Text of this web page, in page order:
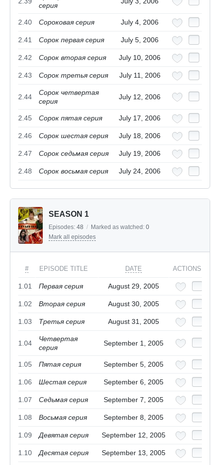
серия
2.40 Сороковая серия July 4, 2006
2.41 Сорок первая серия July 5, 2006
2.42 Сорок вторая серия July 10, 2006
2.43 Сорок третья серия July 11, 2006
2.44
Сорок четвертая
серия
July 12, 2006
2.45 Сорок пятая серия July 17, 2006
2.46 Сорок шестая серия July 18, 2006
2.47 Сорок седьмая серия July 19, 2006
2.48 Сорок восьмая серия July 24, 2006
SEASON 1
Episodes: 48 / Marked as watched: 0
Mark all episodes
# EPISODE TITLE DATE ACTIONS
1.01 Первая серия August 29, 2005
1.02 Вторая серия August 30, 2005
1.03 Третья серия August 31, 2005
1.04
Четвертая
серия
September 1, 2005
1.05 Пятая серия September 5, 2005
1.06 Шестая серия September 6, 2005
1.07 Седьмая серия September 7, 2005
1.08 Восьмая серия September 8, 2005
1.09 Девятая серия September 12, 2005
1.10 Десятая серия September 13, 2005